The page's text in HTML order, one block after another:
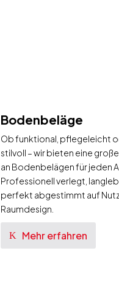
Bodenbeläge
Ob funktional, pflegeleicht
stilvoll – wir bieten eine
an Bodenbelägen für jeden
Professionell verlegt,
perfekt abgestimmt auf
Raumdesign.
Mehr erfahren